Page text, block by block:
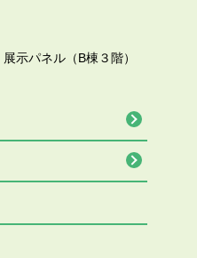
示パネル（B棟３階）